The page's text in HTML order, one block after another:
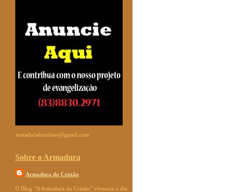
armaduradocristao@gmail.com
Sobre o Armadura
Armadura do Cristão
O Blog "A Armadura do Cristão" vivencia o dia